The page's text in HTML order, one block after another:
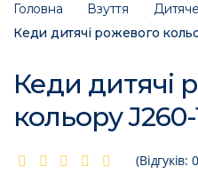
Головна Взуття Дитяче
Кеди дитячі рожевого
Кеди дитячі
кольору J260-
(Відгуків: